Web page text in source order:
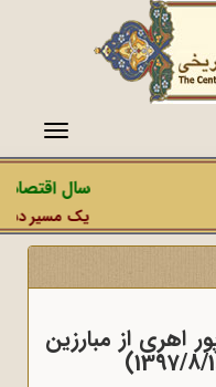
منو
سال
یک مسیر
اهری از مبارزین